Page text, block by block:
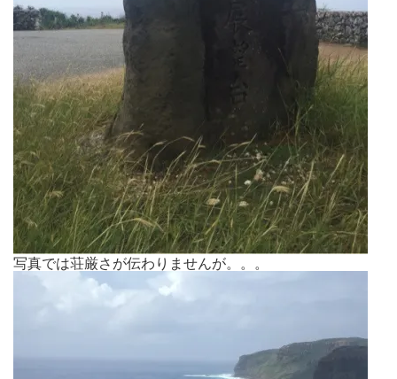
写真では荘厳さが伝わりませんが。。。